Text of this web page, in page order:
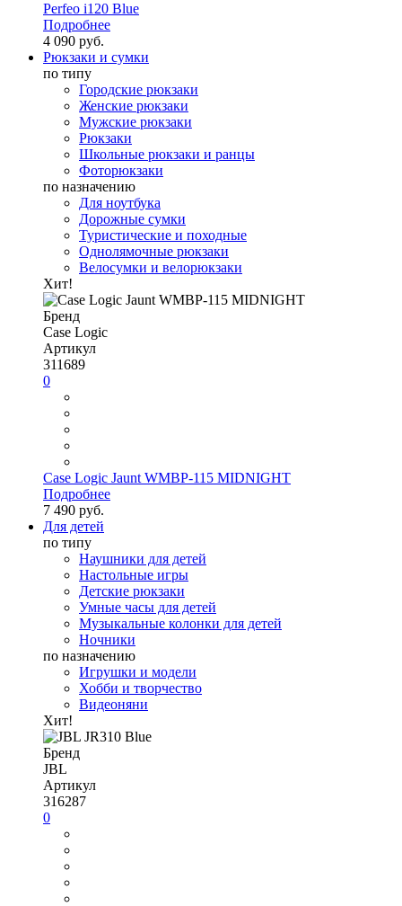
Perfeo i120 Blue
Подробнее
4 090 руб.
Рюкзаки и сумки
по типу
Городские рюкзаки
Женские рюкзаки
Мужские рюкзаки
Рюкзаки
Школьные рюкзаки и ранцы
Фоторюкзаки
по назначению
Для ноутбука
Дорожные сумки
Туристические и походные
Однолямочные рюкзаки
Велосумки и велорюкзаки
Хит!
Бренд
Case Logic
Артикул
311689
0
Case Logic Jaunt WMBP-115 MIDNIGHT
Подробнее
7 490 руб.
Для детей
по типу
Наушники для детей
Настольные игры
Детские рюкзаки
Умные часы для детей
Музыкальные колонки для детей
Ночники
по назначению
Игрушки и модели
Хобби и творчество
Видеоняни
Хит!
Бренд
JBL
Артикул
316287
0